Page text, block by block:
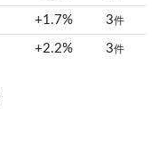
+1.7% 3件
+2.2% 3件